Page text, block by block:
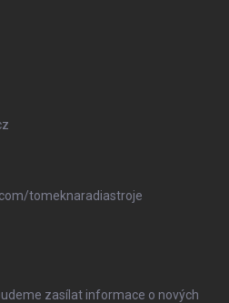
tomeknaradiastroje
zasílat informace o nových